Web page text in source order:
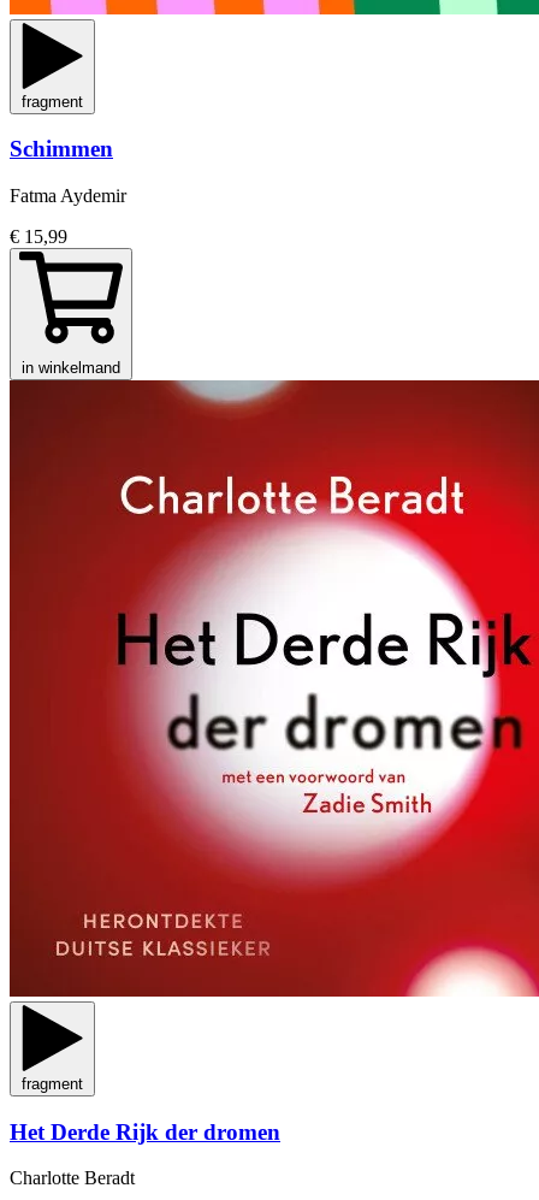
fragment
Schimmen
Fatma Aydemir
€ 15,99
in winkelmand
fragment
Het Derde Rijk der dromen
Charlotte Beradt